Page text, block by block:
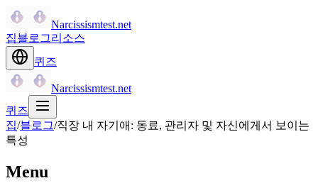
Narcissismtest.net
집블로그리소스
퀴즈
Narcissismtest.net
퀴즈
집/블로그/직장 내 자기애: 동료, 관리자 및 자신에게서 보이는
특성
Menu